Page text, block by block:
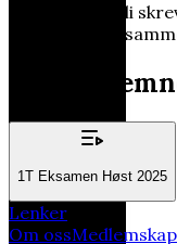
Hvilke tall vil bli
Gjør rede for
Relatert
1T Eksamen Høst 2025
Lenker
Om ossMedlemskap